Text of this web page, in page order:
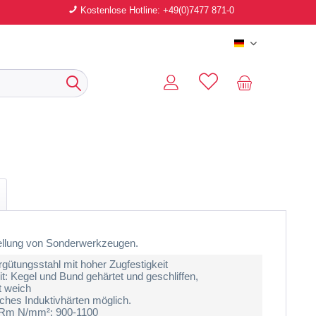
Kostenlose Hotline: +49(0)7477 871-0
Deutsch
von Sonderwerkzeugen.
mit hoher Zugfestigkeit
Kegel und Bund gehärtet und geschliffen,
weich
Induktivhärten möglich.
N/mm²: 900-1100